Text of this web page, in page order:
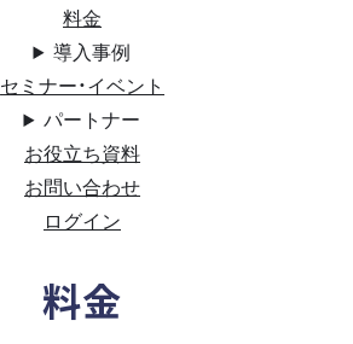
料金
導入事例
セミナー・イベント
パートナー
お役立ち資料
お問い合わせ
ログイン
料金